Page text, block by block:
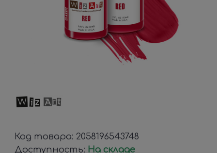
Код товара: 2058196543748
Доступность: На складе